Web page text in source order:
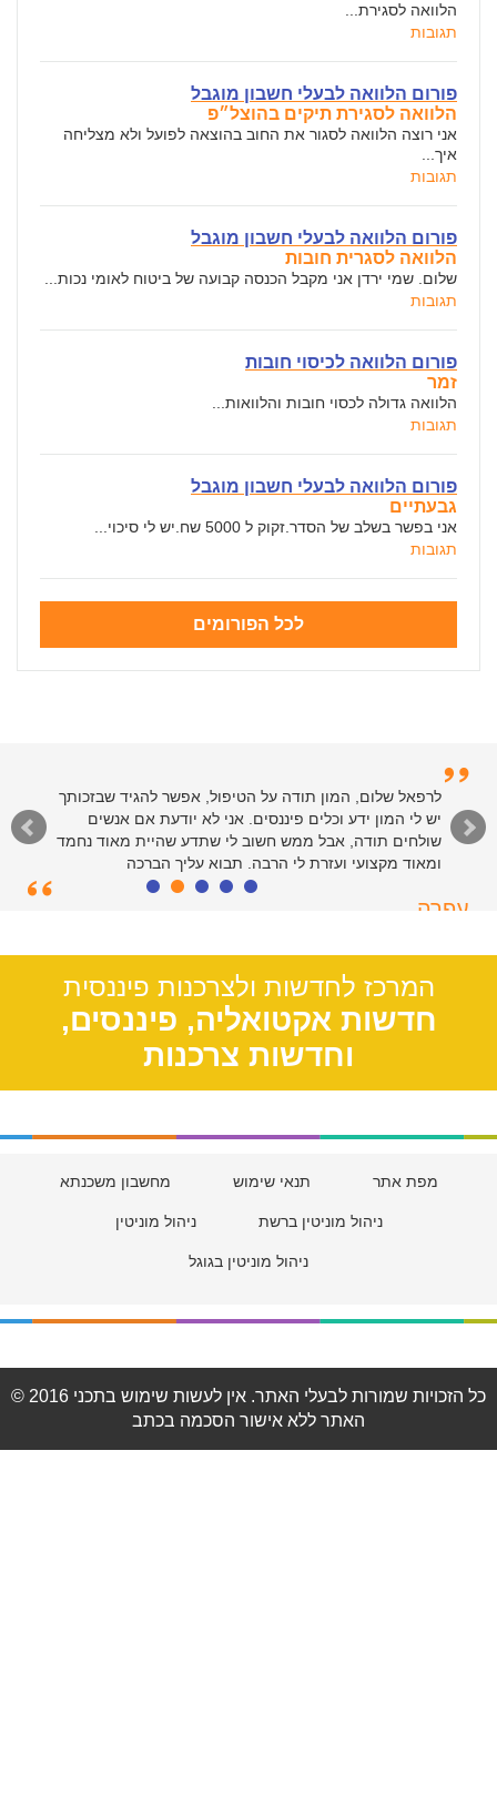
הלוואה לסגירת...
תגובות
פורום הלוואה לבעלי חשבון מוגבל
הלוואה לסגירת תיקים בהוצל״פ
אני רוצה הלוואה לסגור את החוב בהוצאה לפועל ולא מצליחה
איך...
תגובות
פורום הלוואה לבעלי חשבון מוגבל
הלוואה לסגרית חובות
שלום. שמי ירדן אני מקבל הכנסה קבועה של ביטוח לאומי נכות...
תגובות
פורום הלוואה לכיסוי חובות
זמר
הלוואה גדולה לכסוי חובות והלוואות...
תגובות
פורום הלוואה לבעלי חשבון מוגבל
גבעתיים
אני בפשר בשלב של הסדר.זקוק ל 5000 שח.יש לי סיכוי...
תגובות
לכל הפורומים
לרפאל שלום, המון תודה על הטיפול, אפשר להגיד שבזכותך
יש לי המון ידע וכלים פיננסים. אני לא יודעת אם אנשים
שולחים תודה, אבל ממש חשוב לי שתדע שהיית מאוד נחמד
ומאוד מקצועי ועזרת לי הרבה. תבוא עליך הברכה
עפרה
המרכז לחדשות ולצרכנות פיננסית
חדשות אקטואליה, פיננסים,
וחדשות צרכנות
מפת אתר תנאי שימוש מחשבון משכנתא
ניהול מוניטין ברשת ניהול מוניטין
ניהול מוניטין בגוגל
© 2016 כל הזכויות שמורות לבעלי האתר. אין לעשות שימוש בתכני
האתר ללא אישור הסכמה בכתב